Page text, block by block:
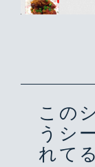
この
うシ
れて